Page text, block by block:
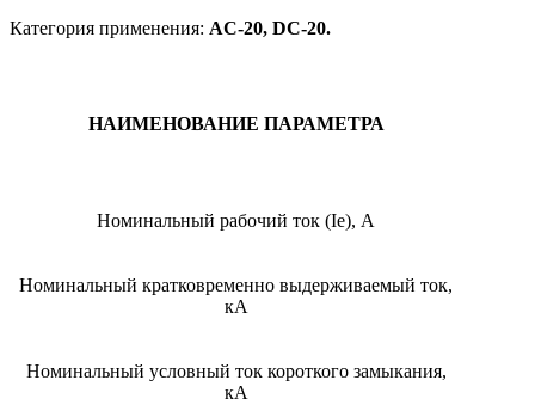
Категория применения: AC-20, DC-20.
НАИМЕНОВАНИЕ ПАРАМЕТРА
Номинальный рабочий ток (Ie), A
Номинальный кратковременно выдерживаемый ток,
кА
Номинальный условный ток короткого замыкания,
кА